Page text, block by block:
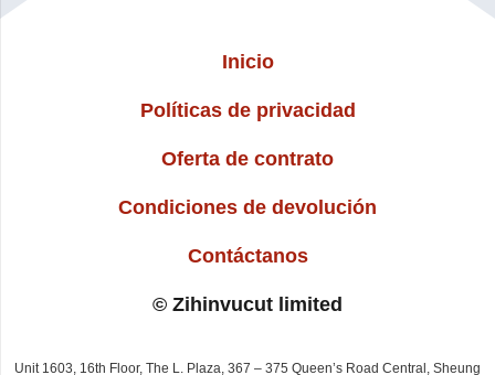
Inicio
Políticas de privacidad
Oferta de contrato
Condiciones de devolución
Contáctanos
© Zihinvucut limited
Unit 1603, 16th Floor, The L. Plaza, 367 – 375 Queen’s Road Central, Sheung